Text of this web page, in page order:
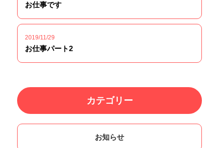
お仕事です
2019/11/29
お仕事パート2
カテゴリー
お知らせ